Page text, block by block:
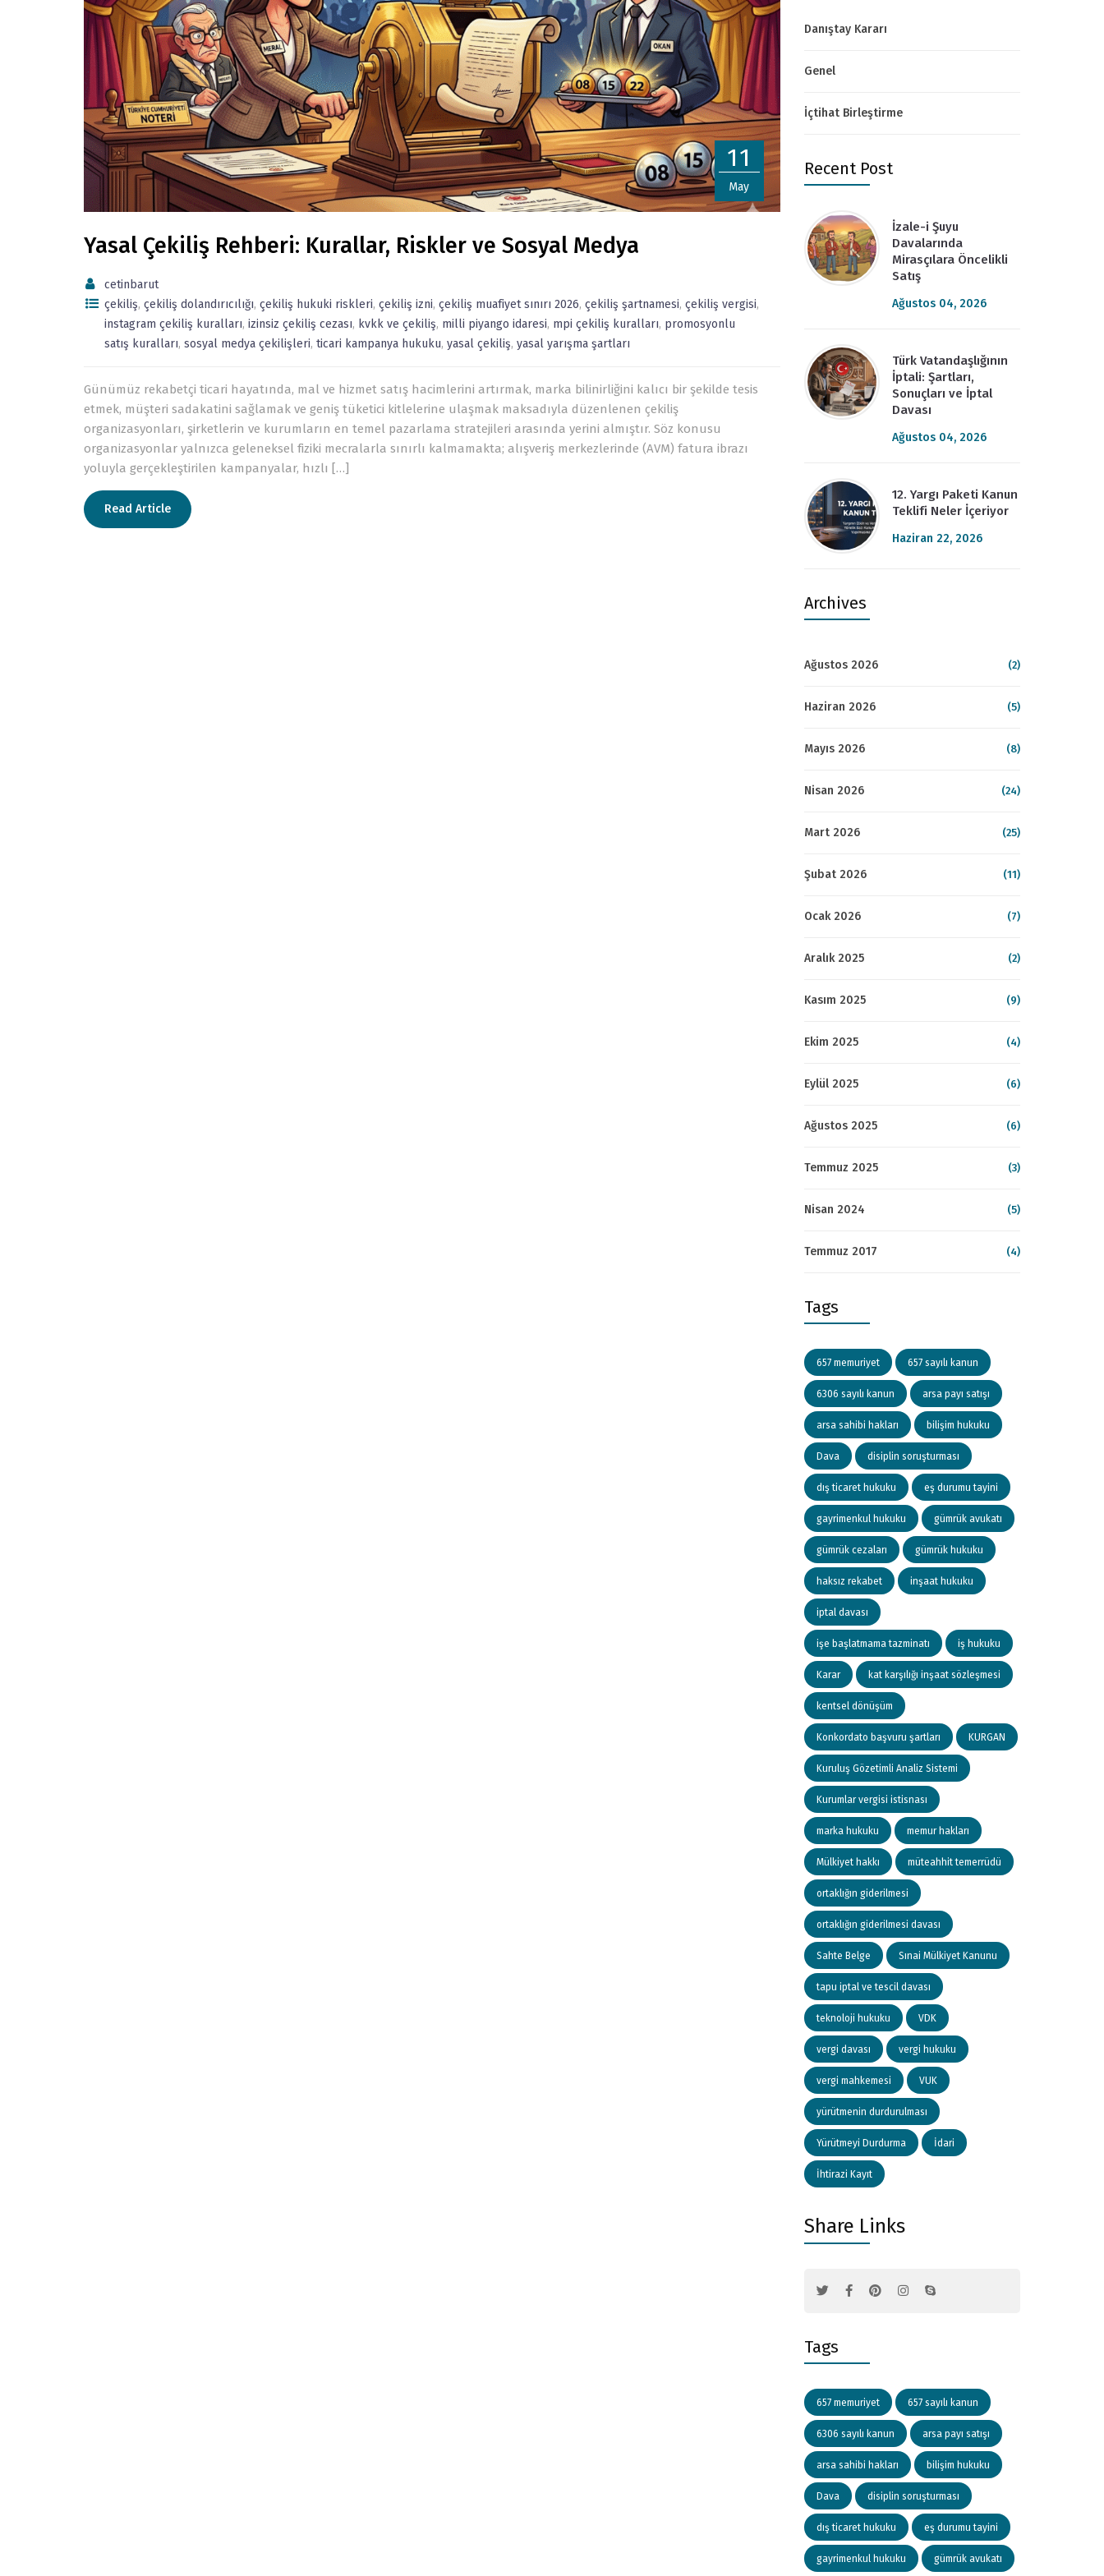
11
May
Yasal Çekiliş Rehberi: Kurallar, Riskler ve Sosyal Medya
cetinbarut
çekiliş, çekiliş dolandırıcılığı, çekiliş hukuki riskleri, çekiliş izni, çekiliş muafiyet sınırı 2026, çekiliş şartnamesi, çekiliş vergisi,
instagram çekiliş kuralları, izinsiz çekiliş cezası, kvkk ve çekiliş, milli piyango idaresi, mpi çekiliş kuralları, promosyonlu
satış kuralları, sosyal medya çekilişleri, ticari kampanya hukuku, yasal çekiliş, yasal yarışma şartları
Günümüz rekabetçi ticari hayatında, mal ve hizmet satış hacimlerini artırmak, marka bilinirliğini kalıcı bir şekilde tesis
etmek, müşteri sadakatini sağlamak ve geniş tüketici kitlelerine ulaşmak maksadıyla düzenlenen çekiliş
organizasyonları, şirketlerin ve kurumların en temel pazarlama stratejileri arasında yerini almıştır. Söz konusu
organizasyonlar yalnızca geleneksel fiziki mecralarla sınırlı kalmamakta; alışveriş merkezlerinde (AVM) fatura ibrazı
yoluyla gerçekleştirilen kampanyalar, hızlı […]
Read Article
Danıştay Kararı
Genel
İçtihat Birleştirme
Recent Post
İzale-i Şuyu
Davalarında
Mirasçılara Öncelikli
Satış
Ağustos 04, 2026
Türk Vatandaşlığının
İptali: Şartları,
Sonuçları ve İptal
Davası
Ağustos 04, 2026
12. Yargı Paketi Kanun
Teklifi Neler İçeriyor
Haziran 22, 2026
Archives
Ağustos 2026 (2)
Haziran 2026 (5)
Mayıs 2026 (8)
Nisan 2026 (24)
Mart 2026 (25)
Şubat 2026 (11)
Ocak 2026 (7)
Aralık 2025 (2)
Kasım 2025 (9)
Ekim 2025 (4)
Eylül 2025 (6)
Ağustos 2025 (6)
Temmuz 2025 (3)
Nisan 2024 (5)
Temmuz 2017 (4)
Tags
657 memuriyet 657 sayılı kanun
6306 sayılı kanun arsa payı satışı
arsa sahibi hakları bilişim hukuku
Dava disiplin soruşturması
dış ticaret hukuku eş durumu tayini
gayrimenkul hukuku gümrük avukatı
gümrük cezaları gümrük hukuku
haksız rekabet inşaat hukuku
iptal davası
işe başlatmama tazminatı iş hukuku
Karar kat karşılığı inşaat sözleşmesi
kentsel dönüşüm
Konkordato başvuru şartları KURGAN
Kuruluş Gözetimli Analiz Sistemi
Kurumlar vergisi istisnası
marka hukuku memur hakları
Mülkiyet hakkı müteahhit temerrüdü
ortaklığın giderilmesi
ortaklığın giderilmesi davası
Sahte Belge Sınai Mülkiyet Kanunu
tapu iptal ve tescil davası
teknoloji hukuku VDK
vergi davası vergi hukuku
vergi mahkemesi VUK
yürütmenin durdurulması
Yürütmeyi Durdurma İdari
İhtirazi Kayıt
Share Links
Tags
657 memuriyet 657 sayılı kanun
6306 sayılı kanun arsa payı satışı
arsa sahibi hakları bilişim hukuku
Dava disiplin soruşturması
dış ticaret hukuku eş durumu tayini
gayrimenkul hukuku gümrük avukatı